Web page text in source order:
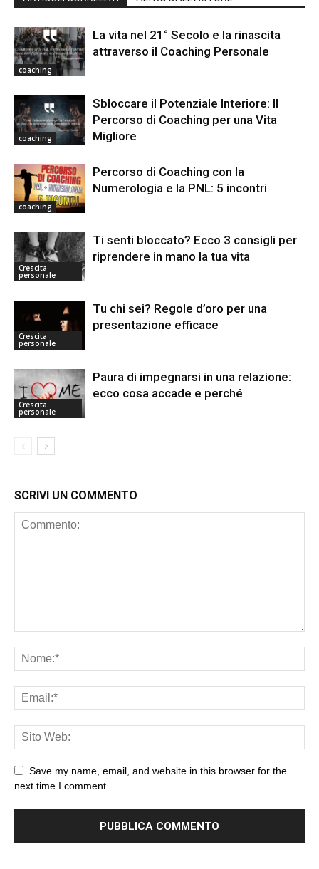
coaching
La vita nel 21° Secolo e la rinascita
attraverso il Coaching Personale
coaching
Sbloccare il Potenziale Interiore: Il
Percorso di Coaching per una Vita
Migliore
coaching
Percorso di Coaching con la
Numerologia e la PNL: 5 incontri
Crescita
personale
Ti senti bloccato? Ecco 3 consigli per
riprendere in mano la tua vita
Crescita
personale
Tu chi sei? Regole d’oro per una
presentazione efficace
Crescita
personale
Paura di impegnarsi in una relazione:
ecco cosa accade e perché
SCRIVI UN COMMENTO
Save my name, email, and website in this browser for the
next time I comment.